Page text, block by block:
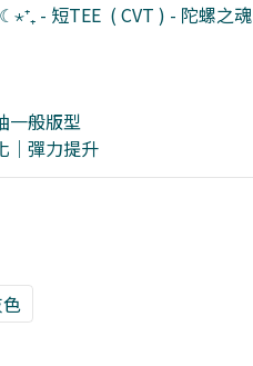
- 短TEE  ( CVT ) - 陀螺之魂
一般版型
｜彈力提升